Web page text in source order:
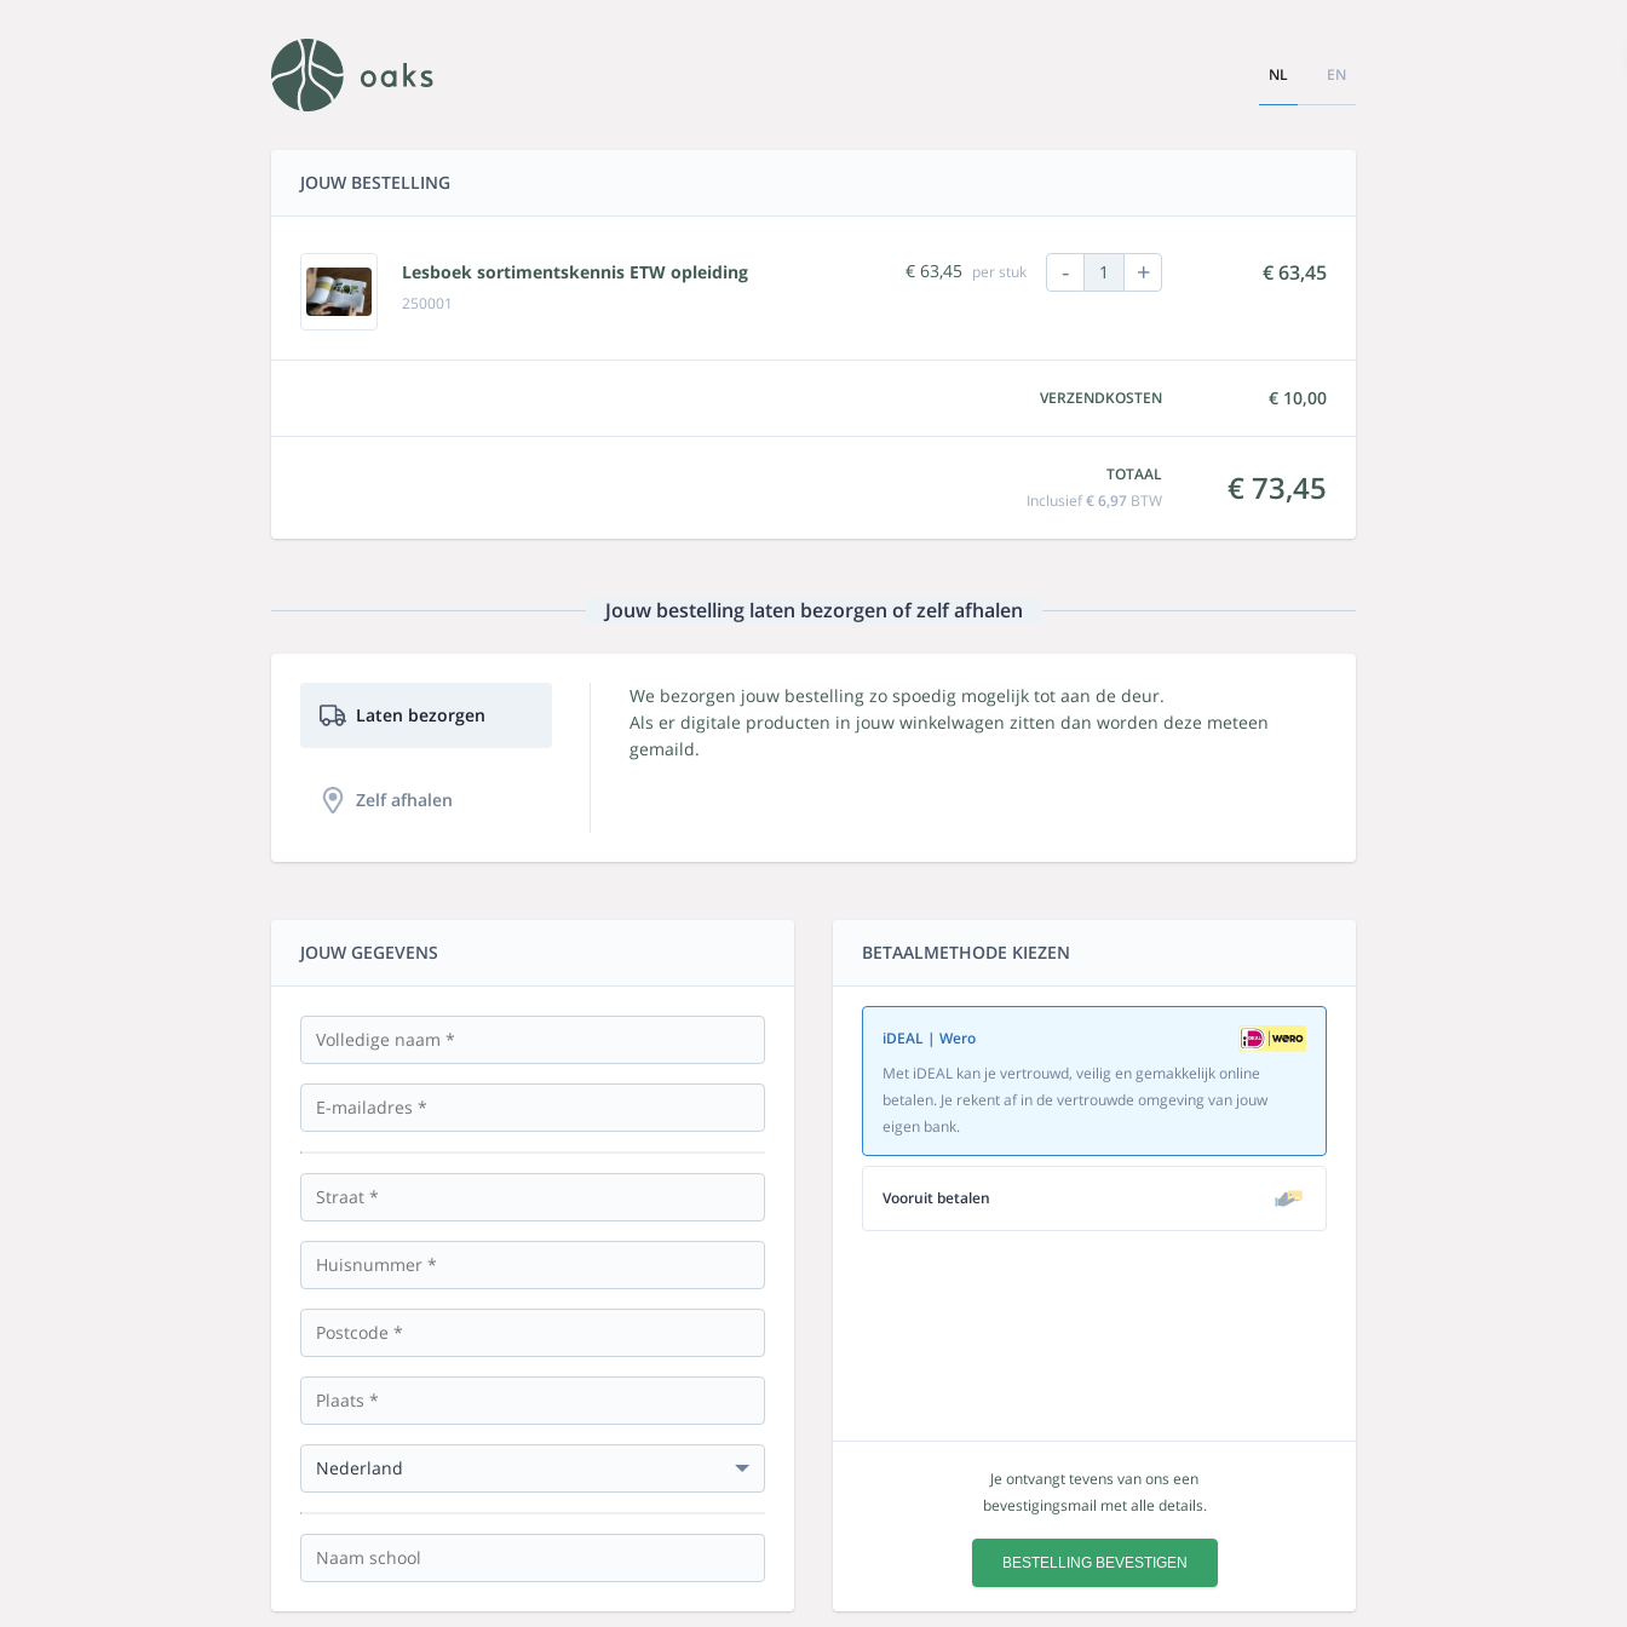
NL EN
JOUW BESTELLING
Lesboek sortimentskennis ETW opleiding
250001
€ 63,45 per stuk - 1 + € 63,45
VERZENDKOSTEN € 10,00
TOTAAL
Inclusief€ 6,97 BTW € 73,45
Jouw bestelling laten bezorgen of zelf afhalen
Laten bezorgen
Zelf afhalen
We bezorgen jouw bestelling zo spoedig mogelijk tot aan de deur.
Als er digitale producten in jouw winkelwagen zitten dan worden deze meteen
gemaild.
JOUW GEGEVENS BETAALMETHODE KIEZEN
iDEAL | Wero
Met iDEAL kan je vertrouwd, veilig en gemakkelijk online
betalen. Je rekent af in de vertrouwde omgeving van jouw
eigen bank.
Vooruit betalen
Je ontvangt tevens van ons een
bevestigingsmail met alle details.
BESTELLING BEVESTIGEN